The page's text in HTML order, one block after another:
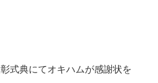
式典にてオキハムが感謝状を